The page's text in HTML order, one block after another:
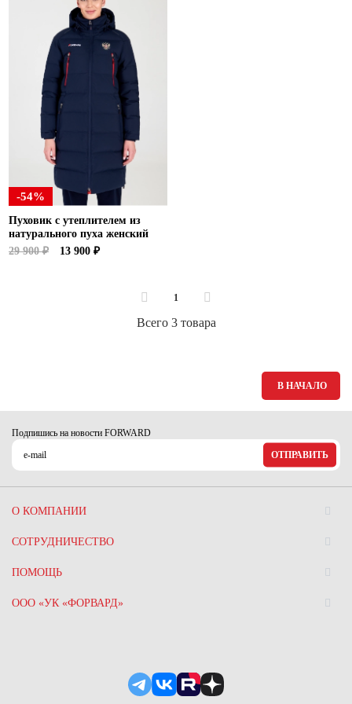
Ханты-Мансийский автономный округ (3)
Челябинская область (2)
Ямало-Ненецкий автономный округ (1)
Ярославская область (1)
-54%
Пуховик с утеплителем из
натурального пуха женский
29 900 ₽
13 900 ₽
1
Всего 3 товара
В НАЧАЛО
Подпишись на новости FORWARD
ОТПРАВИТЬ
О КОМПАНИИ
СОТРУДНИЧЕСТВО
ПОМОЩЬ
ООО «УК «ФОРВАРД»